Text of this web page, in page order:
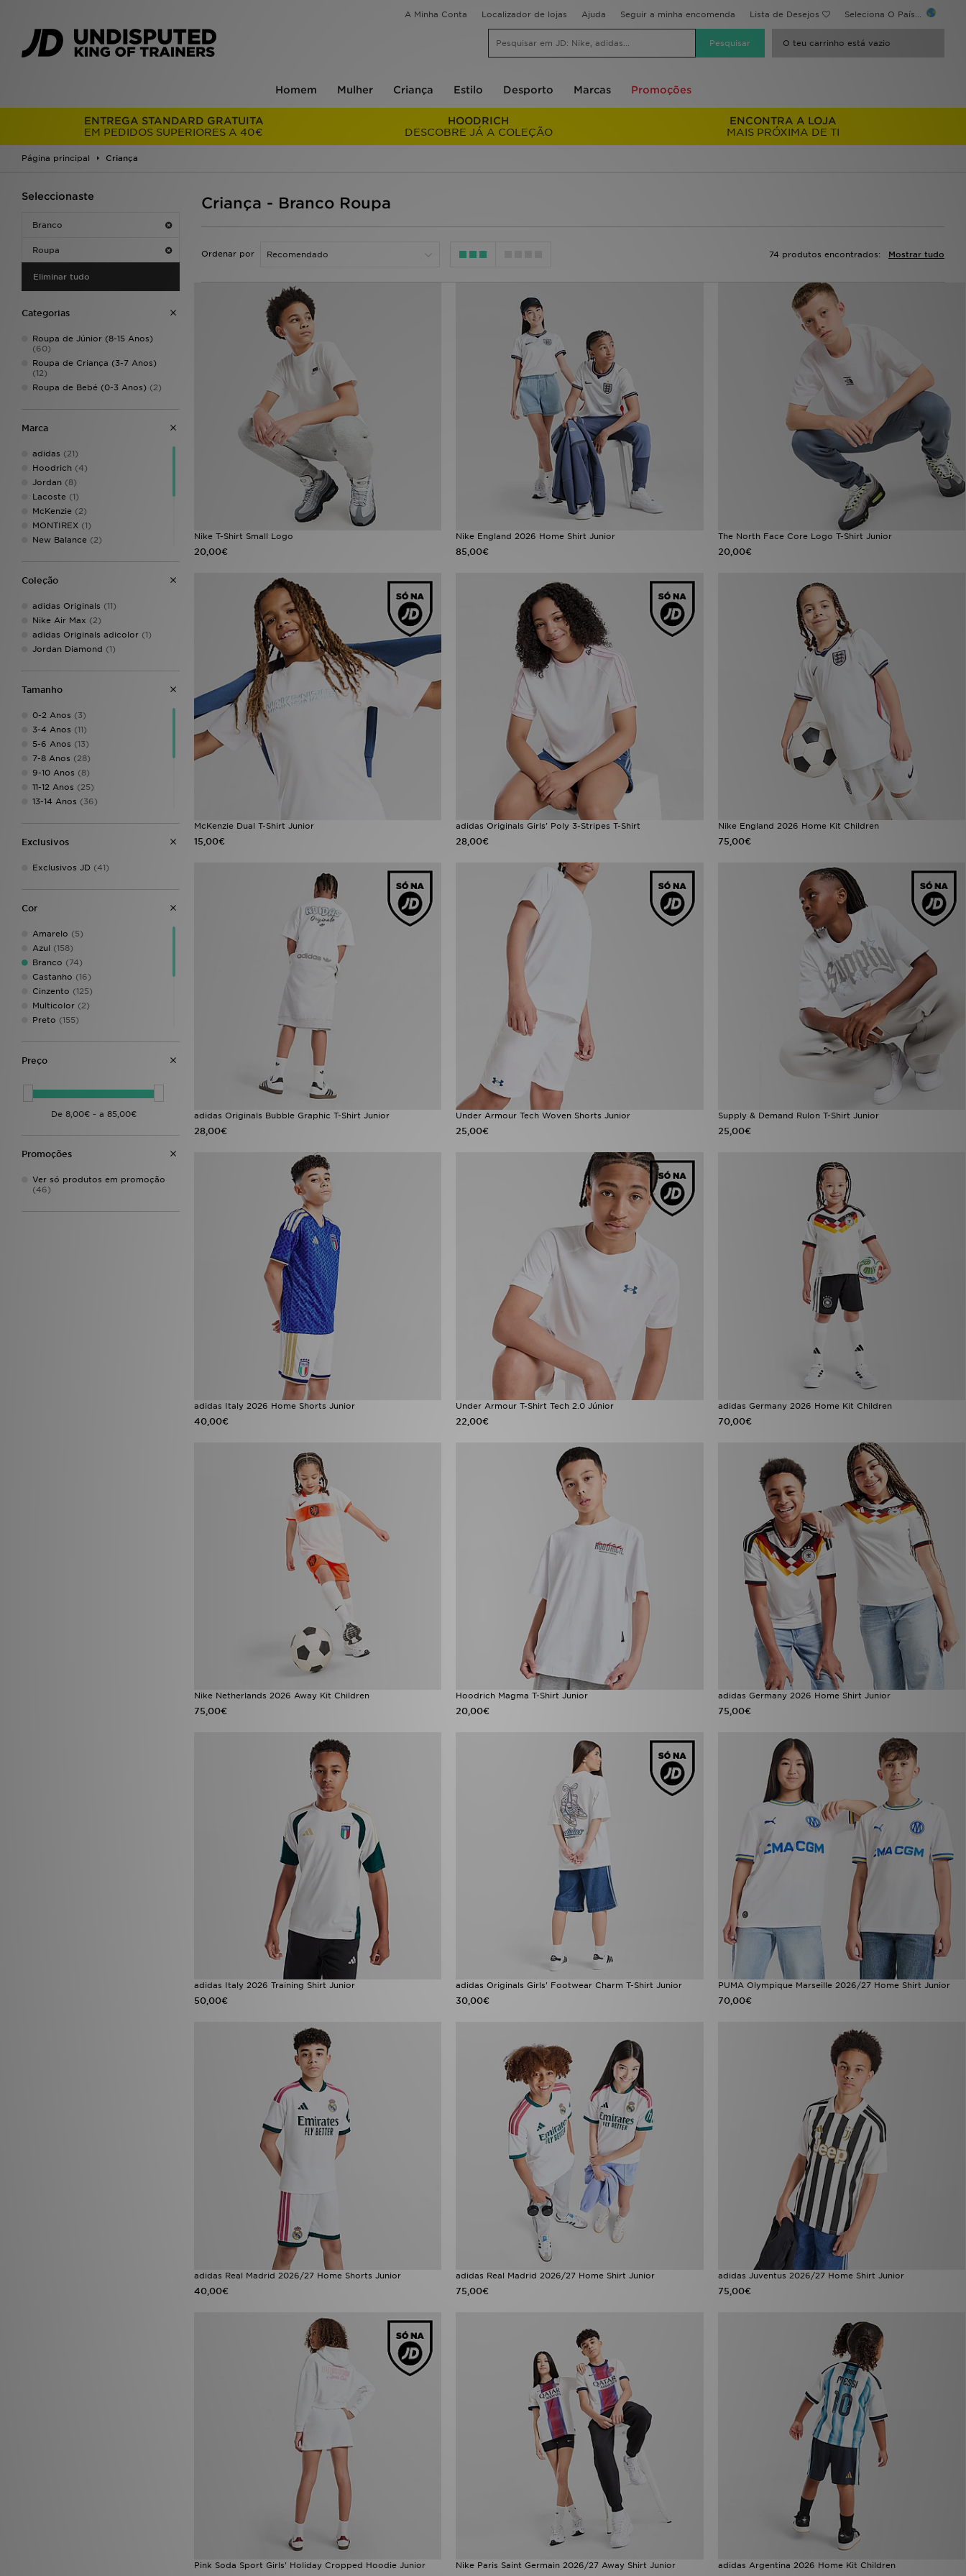
A Minha Conta Localizador de lojas Ajuda Seguir a minha encomenda Lista de Desejos Seleciona O País...
O teu carrinho está vazio
Homem Mulher Criança Estilo Desporto Marcas Promoções
ENTREGA STANDARD GRATUITA
EM PEDIDOS SUPERIORES A 40€
HOODRICH
DESCOBRE JÁ A COLEÇÃO
ENCONTRA A LOJA
MAIS PRÓXIMA DE TI
Página principal Criança
Seleccionaste
Branco
Roupa
Eliminar tudo
Categorias
Roupa de Júnior (8-15 Anos)
(60)
Roupa de Criança (3-7 Anos)
(12)
Roupa de Bebé (0-3 Anos) (2)
Marca
adidas (21)
Hoodrich (4)
Jordan (8)
Lacoste (1)
McKenzie (2)
MONTIREX (1)
New Balance (2)
PUMA
The North Face(2)
Under Armour(5)
Unlike Humans(1)
Coleção
adidas Originals (11)
Nike Air Max (2)
adidas Originals adicolor (1)
Jordan Diamond (1)
Tamanho
0-2 Anos (3)
3-4 Anos (11)
5-6 Anos (13)
7-8 Anos (28)
9-10 Anos (8)
11-12 Anos (25)
13-14 Anos (36)
8-10Y(15)
8-9Y(3)
14 Y(2)
Exclusivos
Exclusivos JD (41)
Cor
Amarelo (5)
Azul (158)
Branco (74)
Castanho (16)
Cinzento (125)
Multicolor (2)
Preto (155)
Vermelho
Cor-de-rosa(56)
Or-de-laranja
Preço
Promoções
Ver só produtos em promoção
(46)
Criança - Branco Roupa
Ordenar por Mostrar tudo
74 produtos encontrados:
Nike T-Shirt Small Logo
20,00€
Nike England 2026 Home Shirt Junior
85,00€
The North Face Core Logo T-Shirt Junior
20,00€
McKenzie Dual T-Shirt Junior
15,00€
adidas Originals Girls' Poly 3-Stripes T-Shirt
28,00€
Nike England 2026 Home Kit Children
75,00€
adidas Originals Bubble Graphic T-Shirt Junior
28,00€
Under Armour Tech Woven Shorts Junior
25,00€
Supply & Demand Rulon T-Shirt Junior
25,00€
adidas Italy 2026 Home Shorts Junior
40,00€
Under Armour T-Shirt Tech 2.0 Júnior
22,00€
adidas Germany 2026 Home Kit Children
70,00€
Nike Netherlands 2026 Away Kit Children
75,00€
Hoodrich Magma T-Shirt Junior
20,00€
adidas Germany 2026 Home Shirt Junior
75,00€
adidas Italy 2026 Training Shirt Junior
50,00€
adidas Originals Girls' Footwear Charm T-Shirt Junior
30,00€
PUMA Olympique Marseille 2026/27 Home Shirt Junior
70,00€
adidas Real Madrid 2026/27 Home Shorts Junior
40,00€
adidas Real Madrid 2026/27 Home Shirt Junior
75,00€
adidas Juventus 2026/27 Home Shirt Junior
75,00€
Pink Soda Sport Girls' Holiday Cropped Hoodie Junior Nike Paris Saint Germain 2026/27 Away Shirt Junior adidas Argentina 2026 Home Kit Children